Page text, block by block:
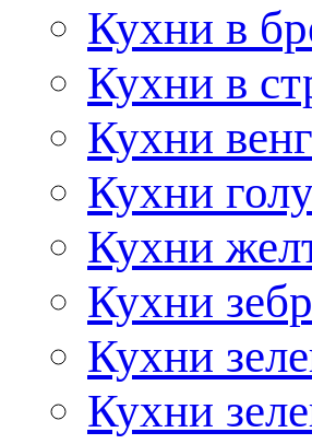
Кухни в
Кухни в
Кухни
Кухни
Кухни
Кухни
Кухни
Кухни